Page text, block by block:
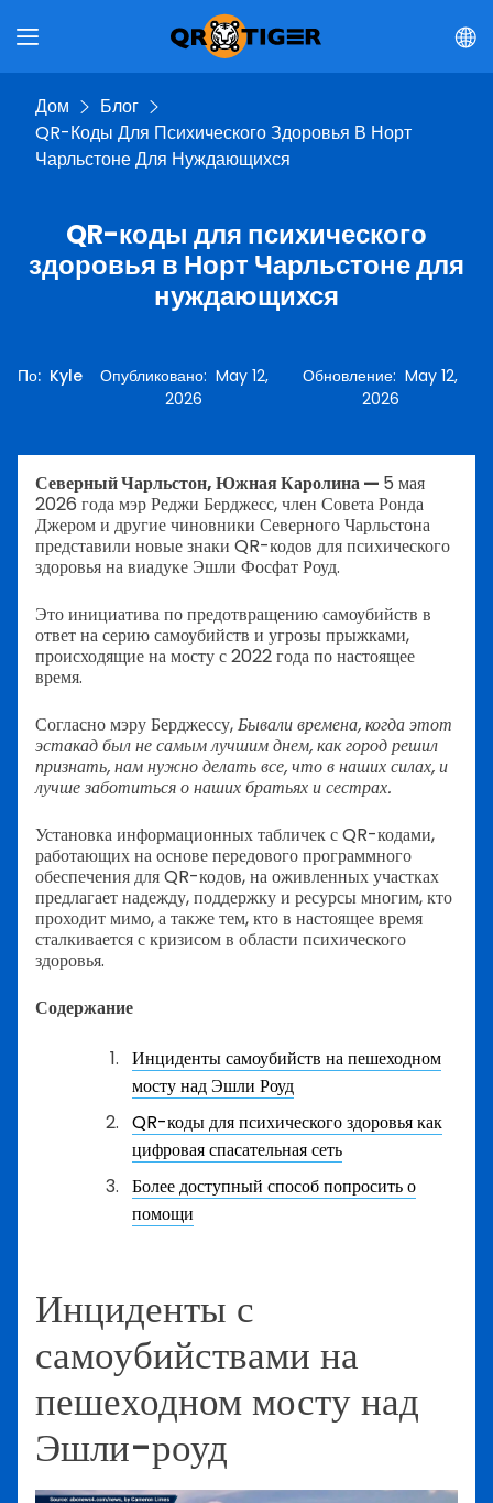
Дом
Блог
QR-Коды Для Психического Здоровья В Норт
Чарльстоне Для Нуждающихся
QR-коды для психического
здоровья в Норт Чарльстоне для
нуждающихся
По: Kyle Опубликовано: May 12,
2026
Обновление:May 12,
2026
Северный Чарльстон, Южная Каролина — 5 мая
2026 года мэр Реджи Берджесс, член Совета Ронда
Джером и другие чиновники Северного Чарльстона
представили новые знаки QR-кодов для психического
здоровья на виадуке Эшли Фосфат Роуд.
Это инициатива по предотвращению самоубийств в
ответ на серию самоубийств и угрозы прыжками,
происходящие на мосту с 2022 года по настоящее
время.
Согласно мэру Берджессу,Бывали времена, когда этот
эстакад был не самым лучшим днем, как город решил
признать, нам нужно делать все, что в наших силах, и
лучше заботиться о наших братьях и сестрах.
Установка информационных табличек с QR-кодами,
работающих на основе передового программного
обеспечения для QR-кодов, на оживленных участках
предлагает надежду, поддержку и ресурсы многим, кто
проходит мимо, а также тем, кто в настоящее время
сталкивается с кризисом в области психического
здоровья.
Содержание
Инциденты самоубийств на пешеходном
мосту над Эшли Роуд
QR-коды для психического здоровья как
цифровая спасательная сеть
Более доступный способ попросить о
помощи
Инциденты с
самоубийствами на
пешеходном мосту над
Эшли-роуд